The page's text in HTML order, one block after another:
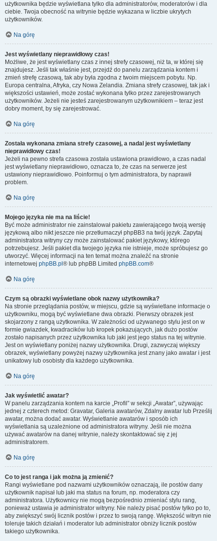
użytkownika będzie wyświetlana tylko dla administratorów, moderatorów i dla
ciebie. Twoja obecność na witrynie będzie wykazana w liczbie ukrytych
użytkowników.
Na górę
Jest wyświetlany nieprawidłowy czas!
Możliwe, że jest wyświetlany czas z innej strefy czasowej, niż ta, w której się
znajdujesz. Jeśli tak właśnie jest, przejdź do panelu zarządzania kontem i
zmień strefę czasową, tak aby była zgodna z twoim miejscem pobytu. Np.
Europa centralna, Afryka, czy Nowa Zelandia. Zmiana strefy czasowej, tak jak i
większości ustawień, może zostać wykonana tylko przez zarejestrowanych
użytkowników. Jeżeli nie jesteś zarejestrowanym użytkownikiem – teraz jest
dobry moment, by się zarejestrować.
Na górę
Została wykonana zmiana strefy czasowej, a nadal jest wyświetlany
nieprawidłowy czas!
Jeżeli na pewno strefa czasowa została ustawiona prawidłowo, a czas nadal
jest wyświetlany nieprawidłowo, oznacza to, że czas na serwerze jest
ustawiony nieprawidłowo. Poinformuj o tym administratora, by naprawił
problem.
Na górę
Mojego języka nie ma na liście!
Być może administrator nie zainstalował pakietu zawierającego twoją wersję
językową albo nikt jeszcze nie przetłumaczył phpBB3 na twój język. Zapytaj
administratora witryny czy może zainstalować pakiet językowy, którego
potrzebujesz. Jeśli pakiet dla twojego języka nie istnieje, może spróbujesz go
utworzyć. Więcej informacji na ten temat można znaleźć na stronie
internetowej phpBB.pl ® lub phpBB Limited phpBB.com®
Na górę
Czym są obrazki wyświetlane obok nazwy użytkownika?
Na stronie przeglądania postów, w miejscu, gdzie są wyświetlane informacje o
użytkowniku, mogą być wyświetlane dwa obrazki. Pierwszy obrazek jest
skojarzony z rangą użytkownika. W zależności od używanego stylu jest on w
formie gwiazdek, kwadracików lub kropek pokazujących, jak dużo postów
zostało napisanych przez użytkownika lub jaki jest jego status na tej witrynie.
Jest on wyświetlany poniżej nazwy użytkownika. Drugi, zazwyczaj większy
obrazek, wyświetlany powyżej nazwy użytkownika jest znany jako awatar i jest
unikatowy lub osobisty dla każdego użytkownika.
Na górę
Jak wyświetlić awatar?
W panelu zarządzania kontem na karcie „Profil” w sekcji „Awatar”, używając
jednej z czterech metod: Gravatar, Galeria awatarów, Zdalny awatar lub Prześlij
awatar, można dodać awatar. Wyświetlanie awatarów i sposób ich
wyświetlania są uzależnione od administratora witryny. Jeśli nie można
używać awatarów na danej witrynie, należy skontaktować się z jej
administratorem.
Na górę
Co to jest ranga i jak można ją zmienić?
Rangi wyświetlane pod nazwami użytkowników oznaczają, ile postów dany
użytkownik napisał lub jaki ma status na forum, np. moderatora czy
administratora. Użytkownicy nie mogą bezpośrednio zmieniać stylu rang,
ponieważ ustawia je administrator witryny. Nie należy pisać postów tylko po to,
aby zwiększyć swój licznik postów i przez to swoją rangę. Większość witryn nie
toleruje takich działań i moderator lub administrator obniży licznik postów
takiego użytkownika.